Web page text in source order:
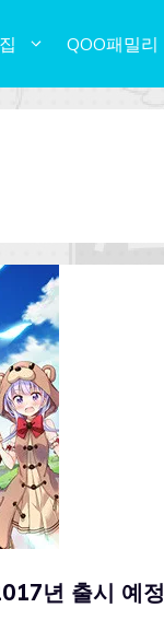
QOO패밀리
년 출시 예정